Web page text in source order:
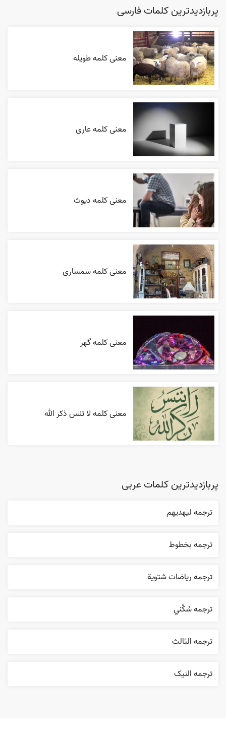
پربازدیدترین کلمات فارسی
معنی کلمه طویله
معنی کلمه عاری
معنی کلمه دیوث
معنی کلمه سمساری
معنی کلمه گهر
معنی کلمه لا تنس ذکر الله
پربازدیدترین کلمات عربی
ترجمه ليهديهم
ترجمه بخطوط
ترجمه رياضات شتوية
ترجمه سُکْني
ترجمه الثالث
ترجمه النیک